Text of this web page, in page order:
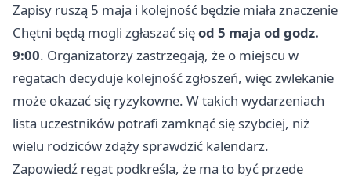
Zapisy ruszą 5 maja i kolejność będzie miała znaczenie
Chętni będą mogli zgłaszać sięod 5 maja od godz.
9:00. Organizatorzy zastrzegają, że o miejscu w
regatach decyduje kolejność zgłoszeń, więc zwlekanie
może okazać się ryzykowne. W takich wydarzeniach
lista uczestników potrafi zamknąć się szybciej, niż
wielu rodziców zdąży sprawdzić kalendarz.
Zapowiedź regat podkreśla, że ma to być przede